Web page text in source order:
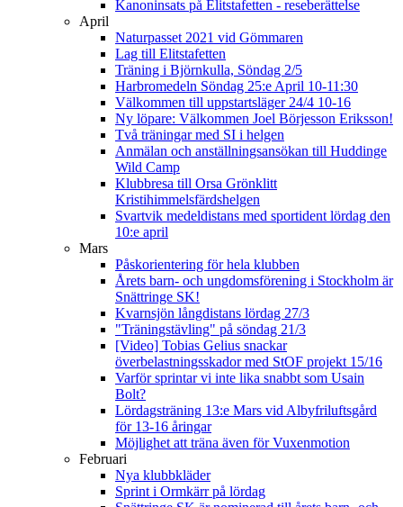
Kanoninsats på Elitstafetten - reseberättelse
April
Naturpasset 2021 vid Gömmaren
Lag till Elitstafetten
Träning i Björnkulla, Söndag 2/5
Harbromedeln Söndag 25:e April 10-11:30
Välkommen till uppstartsläger 24/4 10-16
Ny löpare: Välkommen Joel Börjesson Eriksson!
Två träningar med SI i helgen
Anmälan och anställningsansökan till Huddinge
Wild Camp
Klubbresa till Orsa Grönklitt
Kristihimmelsfärdshelgen
Svartvik medeldistans med sportident lördag den
10:e april
Mars
Påskorientering för hela klubben
Årets barn- och ungdomsförening i Stockholm är
Snättringe SK!
Kvarnsjön långdistans lördag 27/3
"Träningstävling" på söndag 21/3
[Video] Tobias Gelius snackar
överbelastningsskador med StOF projekt 15/16
Varför sprintar vi inte lika snabbt som Usain
Bolt?
Lördagsträning 13:e Mars vid Albyfriluftsgård
för 13-16 åringar
Möjlighet att träna även för Vuxenmotion
Februari
Nya klubbkläder
Sprint i Ormkärr på lördag